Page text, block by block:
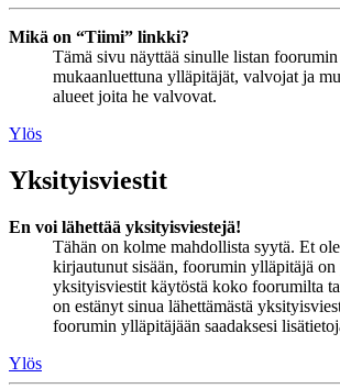
Mikä on “Tiimi” linkki?
Tämä sivu näyttää sinulle listan
mukaanluettuna ylläpitäjät, valvojat ja
alueet joita he valvovat.
Ylös
Yksityisviestit
En voi lähettää yksityisviestejä!
Tähän on kolme mahdollista syytä. Et
kirjautunut sisään, foorumin ylläpitäjä on
yksityisviestit käytöstä koko foorumilta
on estänyt sinua lähettämästä
foorumin ylläpitäjään saadaksesi
Ylös